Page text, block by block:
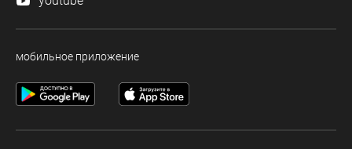
мобильное приложение